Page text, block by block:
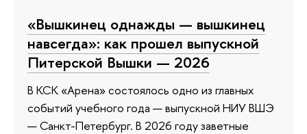
«Вышкинец однажды — вышкинец
навсегда»: как прошел выпускной
Питерской Вышки — 2026
В КСК «Арена» состоялось одно из главных
событий учебного года — выпускной НИУ ВШЭ
— Санкт-Петербург. В 2026 году заветные